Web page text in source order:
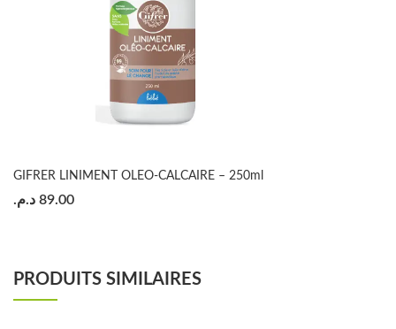
GIFRER LINIMENT OLEO-CALCAIRE – 250ml
89.00 د.م.
PRODUITS SIMILAIRES